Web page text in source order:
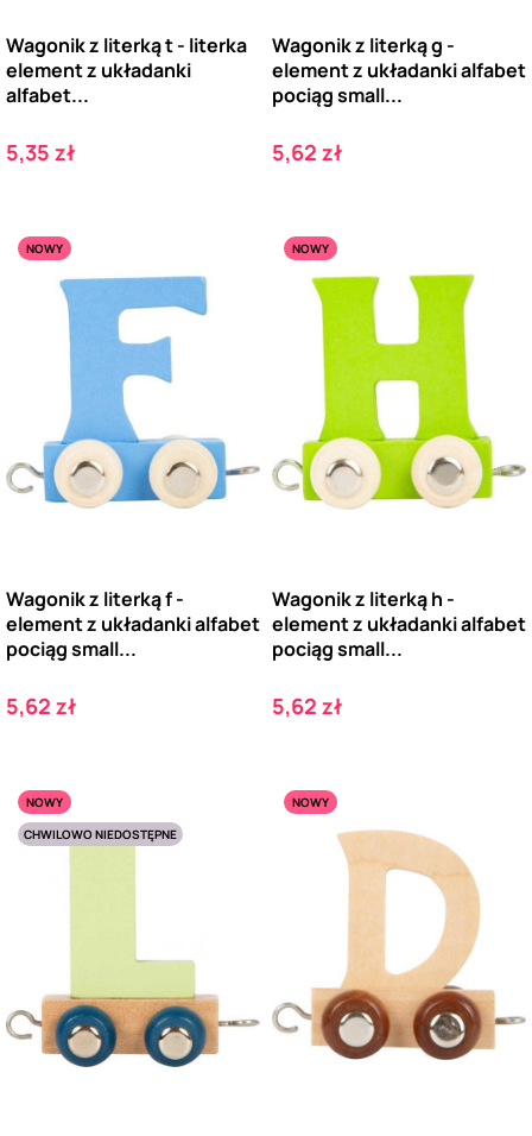
Wagonik z literką t - literka
element z układanki
alfabet...
Cena
5,35 zł
Wagonik z literką g -
element z układanki alfabet
pociąg small...
Cena
5,62 zł
NOWY
Wagonik z literką f -
element z układanki alfabet
pociąg small...
Cena
5,62 zł
NOWY
Wagonik z literką h -
element z układanki alfabet
pociąg small...
Cena
5,62 zł
NOWY
CHWILOWO NIEDOSTĘPNE
NOWY